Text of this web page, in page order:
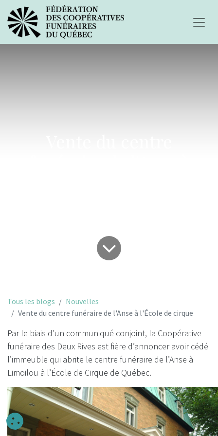
Tous les blogs
Nouvelles
Vente du centre funéraire de l'Anse à l'École de cirque
Par le biais d’un communiqué conjoint, la Coopérative
funéraire des Deux Rives est fière d’annoncer avoir cédé
l’immeuble qui abrite le centre funéraire de l’Anse à
Limoilou à l’École de Cirque de Québec.